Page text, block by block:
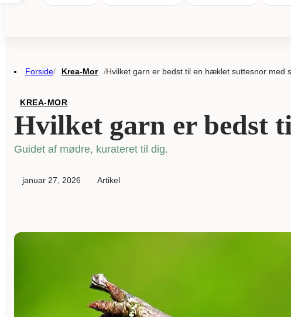
Forside/ Krea-Mor /Hvilket garn er bedst til en hæklet suttesnor med
KREA-MOR
Hvilket garn er bedst
Guidet af mødre, kurateret til dig.
januar 27, 2026 Artikel